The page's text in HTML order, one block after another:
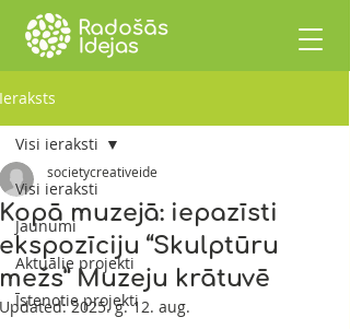
Ieraksts
Visi ieraksti
Jaunumi
Aktuālie projekti
Īstenotie projekti
Visi ieraksti
Kopā muzejā: iepazīsti
ekspozīciju “Skulptūru
mežs” Muzeju krātuvē
societycreativeide
Updated:2025. g. 12. aug.